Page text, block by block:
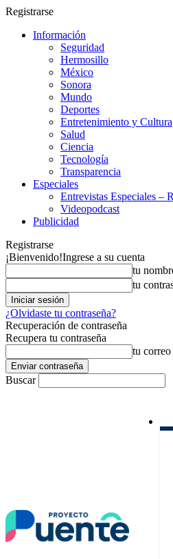
Registrarse
Información
Seguridad
Hermosillo
México
Sonora
Mundo
Deportes
Entretenimiento y Cultura
Salud
Ciencia
Tecnología
Transparencia
Especiales
Entrevistas Especiales –
Videopodcast
Publicidad
Registrarse
¡Bienvenido!Ingrese a su cuenta
tu
tu
¿Olvidaste tu contraseña?
Recuperación de contraseña
Recupera tu contraseña
tu
Buscar